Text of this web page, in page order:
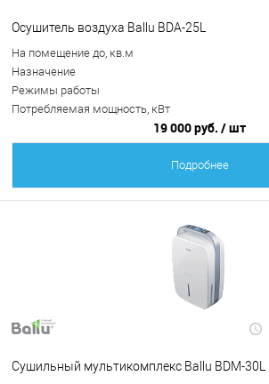
Осушитель воздуха Ballu BDA-25L
На помещение до, кв.м
Назначение
Режимы работы
Потребляемая мощность, кВт
19 000 руб. / шт
Подробнее
Сушильный мультикомплекс Ballu BDM-30L